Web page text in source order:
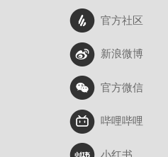
官方社区
新浪微博
官方微信
哔哩哔哩